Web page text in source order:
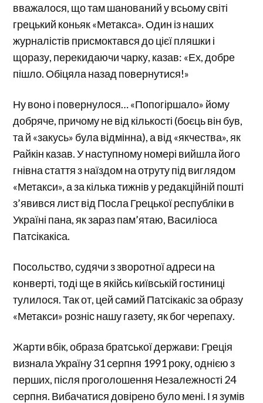
вважалося, що там шанований у всьому світі
грецький коньяк «Метакса». Один із наших
журналістів присмоктався до цієї пляшки і
щоразу, перекидаючи чарку, казав: «Ех, добре
пішло. Обіцяла назад повернутися!»
Ну воно і повернулося… «Попогіршало» йому
добряче, причому не від кількості (боєць він був,
та й «закусь» була відмінна), а від «якчества», як
Райкін казав. У наступному номері вийшла його
гнівна стаття з наїздом на отруту під виглядом
«Метакси», а за кілька тижнів у редакційній пошті
з’явився лист від Посла Грецької республіки в
Україні пана, як зараз пам’ятаю, Василіоса
Патсікакіса.
Посольство, судячи з зворотної адреси на
конверті, тоді ще в якійсь київській гостиниці
тулилося. Так от, цей самий Патсікакіс за образу
«Метакси» розніс нашу газету, як бог черепаху.
Жарти вбік, образа братської держави: Греція
визнала Україну 31 серпня 1991 року, однією з
перших, після проголошення Незалежності 24
серпня. Вибачатися довірено було мені. І я зумів